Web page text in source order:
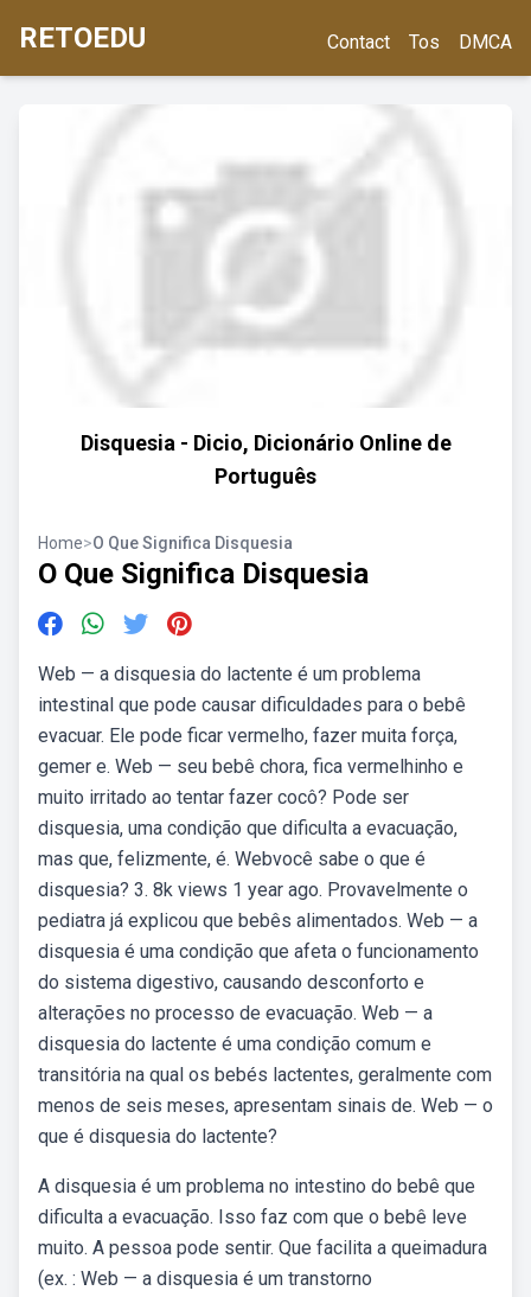
RETOEDU Contact Tos DMCA
Disquesia - Dicio, Dicionário Online de
Português
Home>O Que Significa Disquesia
O Que Significa Disquesia
Web — a disquesia do lactente é um problema
intestinal que pode causar dificuldades para o bebê
evacuar. Ele pode ficar vermelho, fazer muita força,
gemer e. Web — seu bebê chora, fica vermelhinho e
muito irritado ao tentar fazer cocô? Pode ser
disquesia, uma condição que dificulta a evacuação,
mas que, felizmente, é. Webvocê sabe o que é
disquesia? 3. 8k views 1 year ago. Provavelmente o
pediatra já explicou que bebês alimentados. Web — a
disquesia é uma condição que afeta o funcionamento
do sistema digestivo, causando desconforto e
alterações no processo de evacuação. Web — a
disquesia do lactente é uma condição comum e
transitória na qual os bebés lactentes, geralmente com
menos de seis meses, apresentam sinais de. Web — o
que é disquesia do lactente?
A disquesia é um problema no intestino do bebê que
dificulta a evacuação. Isso faz com que o bebê leve
muito. A pessoa pode sentir. Que facilita a queimadura
(ex. : Web — a disquesia é um transtorno